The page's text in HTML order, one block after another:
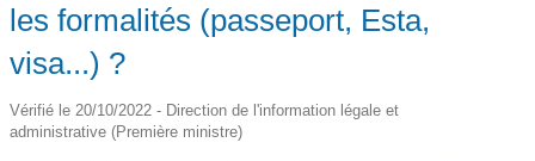
les formalités (passeport, Esta,
visa...) ?
Vérifié le 20/10/2022 - Direction de l'information légale et
administrative (Première ministre)